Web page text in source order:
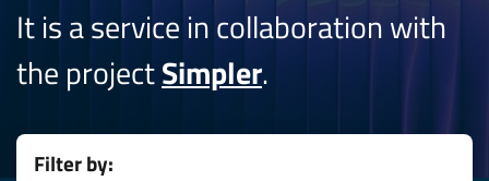
It is a service in collaboration with
the projectSimpler.
Filter by: